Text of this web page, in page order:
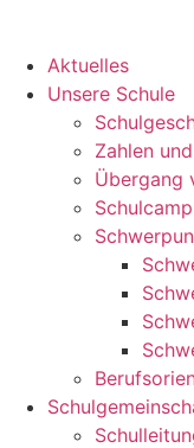
Aktuelles
Unsere Schule
Zahlen
Übergang